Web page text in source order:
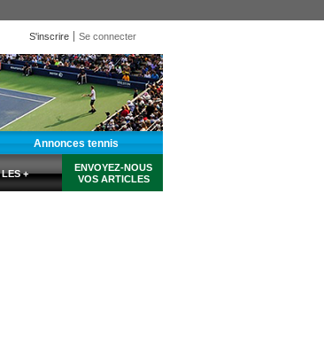
S'inscrire Se connecter
Annonces tennis
LES +
ENVOYEZ-NOUS
VOS ARTICLES